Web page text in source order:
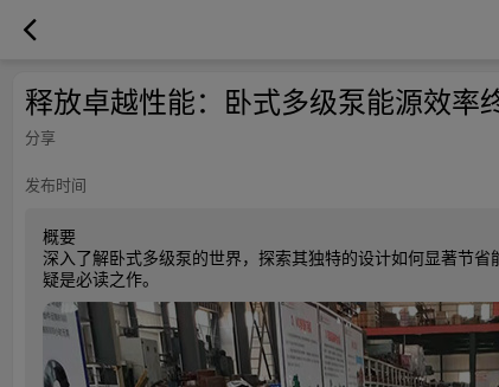
释放卓越性能：卧式多级泵能源效率
分享
发布时间
概要
深入了解卧式多级泵的世界，探索其独特的设计如何显著节
疑是必读之作。